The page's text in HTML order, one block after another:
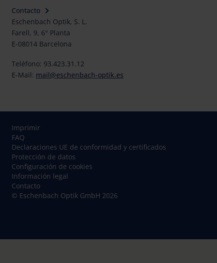
Contacto
Eschenbach Optik, S. L.
Farell, 9, 6° Planta
E-08014 Barcelona
Teléfono: 93.423.31.12
E-Mail: mail@eschenbach-optik.es
© Eschenbach Optik GmbH 2026
Imprimir
FAQ
Declaraciones UE de conformidad y certificados
Protección de datos
Configuración de cookies
Información legal
Contacto